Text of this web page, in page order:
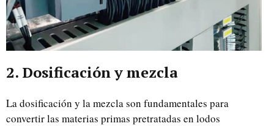
2. Dosificación y mezcla
La dosificación y la mezcla son fundamentales para
convertir las materias primas pretratadas en lodos